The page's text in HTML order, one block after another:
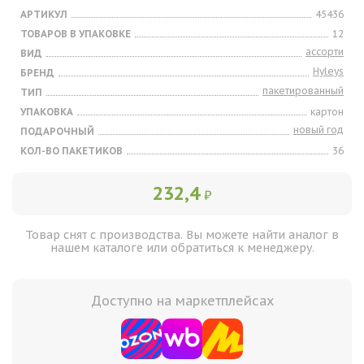
АРТИКУЛ
45436
ТОВАРОВ В УПАКОВКЕ
12
ВИД
ассорти
БРЕНД
Hyleys
ТИП
пакетированный
УПАКОВКА
картон
ПОДАРОЧНЫЙ
новый год
КОЛ-ВО ПАКЕТИКОВ
36
232,4 ₽
Товар снят с производства. Вы можете найти аналог в
нашем каталоге или обратиться к менеджеру.
Доступно на маркетплейсах